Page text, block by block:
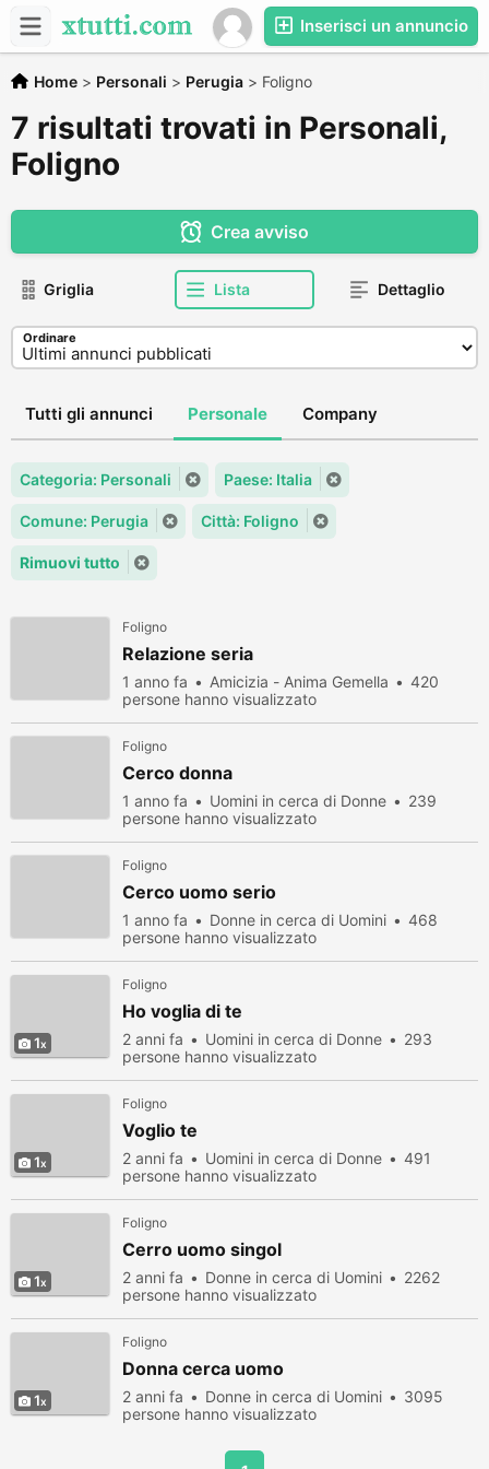
Inserisci un annuncio
Home > Personali > Perugia > Foligno
7 risultati trovati in Personali,
Foligno
Crea avviso
Griglia Lista Dettaglio
Ordinare
Tutti gli annunci Personale Company
Categoria: Personali Paese: Italia
Comune: Perugia Città: Foligno
Rimuovi tutto
Foligno
Relazione seria
1 anno fa Amicizia - Anima Gemella
420
persone hanno visualizzato
Foligno
Cerco donna
1 anno fa Uomini in cerca di Donne
239
persone hanno visualizzato
Foligno
Cerco uomo serio
1 anno fa Donne in cerca di Uomini
468
persone hanno visualizzato
1
Foligno
Ho voglia di te
2 anni fa Uomini in cerca di Donne
293
persone hanno visualizzato
1
Foligno
Voglio te
2 anni fa Uomini in cerca di Donne
491
persone hanno visualizzato
1
Foligno
Cerro uomo singol
2 anni fa Donne in cerca di Uomini
2262
persone hanno visualizzato
1
Foligno
Donna cerca uomo
2 anni fa Donne in cerca di Uomini
3095
persone hanno visualizzato